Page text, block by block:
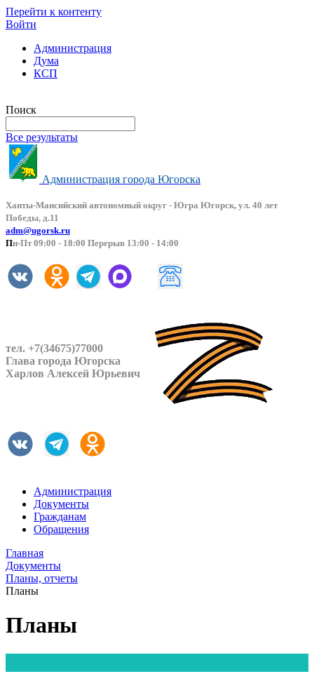
Перейти к контенту
Войти
Администрация
Дума
КСП
Поиск
Все результаты
Администрация города Югорска
Ханты-Мансийский автономный округ - Югра Югорск, ул. 40 лет
Победы, д.11
adm@ugorsk.ru
Пн-Пт 09:00 - 18:00 Перерыв 13:00 - 14:00
тел. +7(34675)77000
Глава города Югорска
Харлов Алексей Юрьевич
Администрация
Документы
Гражданам
Обращения
Главная
Документы
Планы, отчеты
Планы
Планы